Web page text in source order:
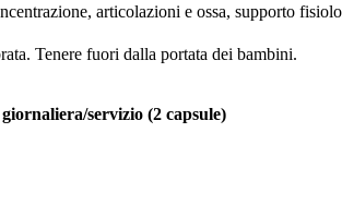
articolazioni e ossa, supporto
Tenere fuori dalla portata dei bambini.
servizio (2 capsule)